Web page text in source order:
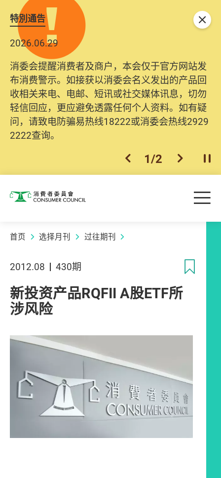
特別通告
2026.06.29
消委会提醒消费者及商户，本会仅于官方网站发
布消费警示。如接获以消委会名义发出的产品回
收相关来电、电邮、短讯或社交媒体讯息，切勿
轻信回应，更应避免透露任何个人资料。如有疑
问，请致电防骗易热线18222或消委会热线2929
2222查询。
上一个
1/2 下一个开
关闭
消费者委员会 目
首页 选择月刊 过往期刊
2012.08 430期
新投资产品RQFII A股ETF所
涉风险